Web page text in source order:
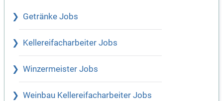
Getränke Jobs
Kellereifacharbeiter Jobs
Winzermeister Jobs
Weinbau Kellereifacharbeiter Jobs